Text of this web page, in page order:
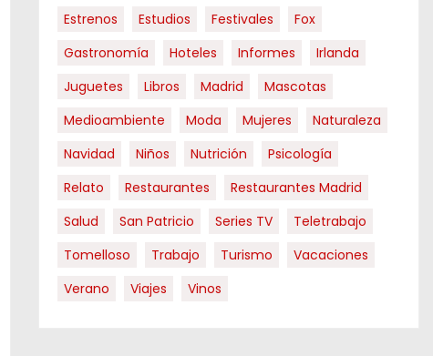
Estrenos
Estudios Festivales
Fox
Gastronomía
Hoteles Informes
Irlanda
Juguetes
Libros Madrid
Mascotas
Medioambiente
Moda Mujeres
Naturaleza
Navidad
Niños Nutrición
Psicología
Relato
Restaurantes
Restaurantes Madrid
Salud
San Patricio Series TV
Teletrabajo
Tomelloso
Trabajo Turismo
Vacaciones
Verano
Viajes Vinos